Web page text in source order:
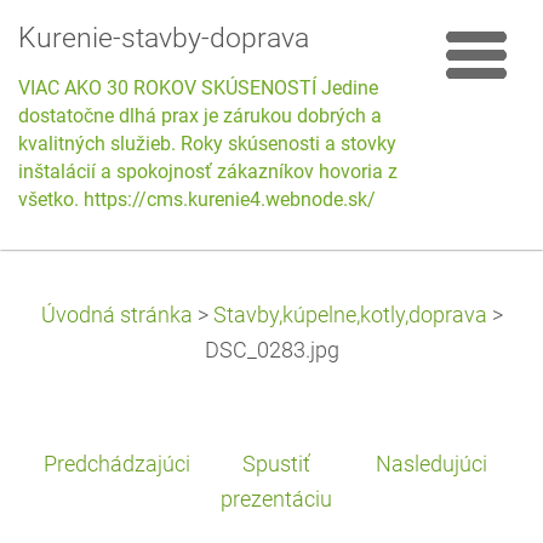
Kurenie-stavby-doprava
VIAC AKO 30 ROKOV SKÚSENOSTÍ Jedine
dostatočne dlhá prax je zárukou dobrých a
kvalitných služieb. Roky skúsenosti a stovky
inštalácií a spokojnosť zákazníkov hovoria za
všetko. https://cms.kurenie4.webnode.sk/
Úvodná stránka > Stavby,kúpelne,kotly,doprava >
DSC_0283.jpg
Predchádzajúci
Spustiť
prezentáciu
Nasledujúci